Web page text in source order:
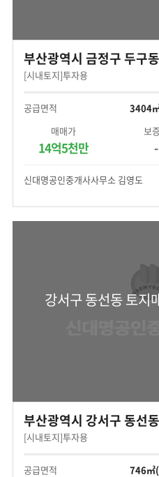
부산광역시 금정구 두구동
[시내토지]투자용
공급면적
3404
매매가
14억5천만
보
-
신대명공인중개사사무소 김영도
강서구 동선동 토지
부산광역시 강서구 동선동
[시내토지]투자용
공급면적
746㎡